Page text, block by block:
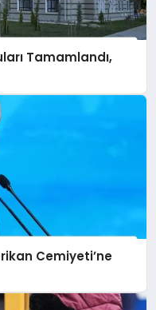
Tamamlandı,
Cemiyeti’ne